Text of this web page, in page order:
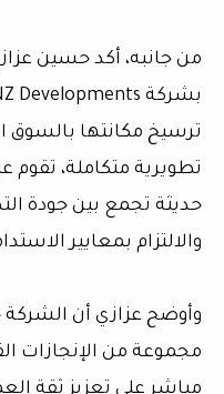
من جانبه، أكد حسين
ترسيخ مكانتها بالسوق
تطويرية متكاملة،
حديثة تجمع بين جودة
والالتزام بمعايير
وأوضح عزازي أن الشركة
مجموعة من الإنجازات
مباشر على تعزيز ثقة